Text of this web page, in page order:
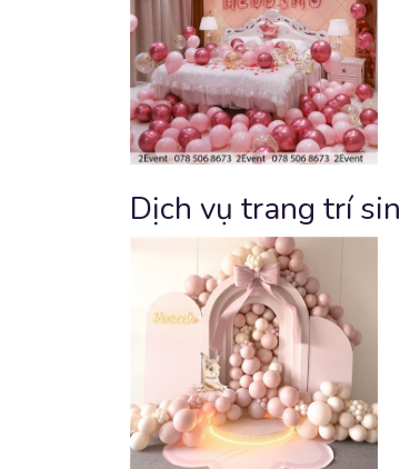
Dịch vụ trang trí